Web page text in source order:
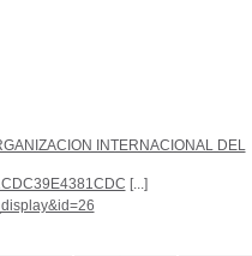
INTERNACIONAL DEL
[...]